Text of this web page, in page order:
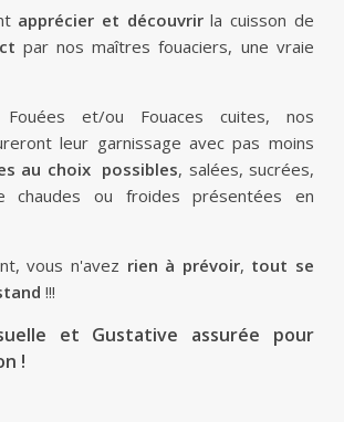
apprécier et découvrirla cuisson de
par nos maîtres fouaciers, une vraie
et/ou Fouaces cuites, nos
leur garnissage avec pas moins
au choix possibles, salées, sucrées,
chaudes ou froides présentées en
vous n'avez rien à prévoir, tout se
!!!
et Gustative assurée pour
!